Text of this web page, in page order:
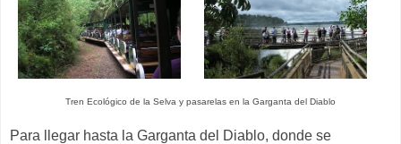
Tren Ecológico de la Selva y pasarelas en la Garganta del Diablo
Para llegar hasta la Garganta del Diablo, donde se